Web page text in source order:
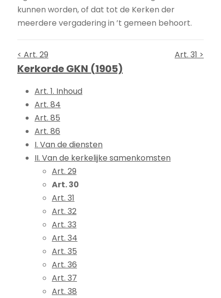
kunnen worden, of dat tot de Kerken der
meerdere vergadering in ’t gemeen behoort.
< Art. 29 Art. 31 >
Kerkorde GKN (1905)
Art. 1. Inhoud
Art. 84
Art. 85
Art. 86
I. Van de diensten
II. Van de kerkelijke samenkomsten
Art. 29
Art. 30
Art. 31
Art. 32
Art. 33
Art. 34
Art. 35
Art. 36
Art. 37
Art. 38